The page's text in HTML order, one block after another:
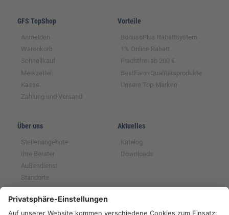
GFS TopShop
Anmelden
Warenkorb
Schnellkauf
Merkzettel
Kasse
Zahlung und Versand
Vorteile
Bonus6Plus Rabattsystem
1% Online Rabatt
Frachtfrei ab 200 €
BestFarm Qualitätsprodukte
Unsere Top-Marken
Über uns
Stellenangebote
Ihre Berater
Außendienst
Standorte
Aktuelles
Katalog
Downloads